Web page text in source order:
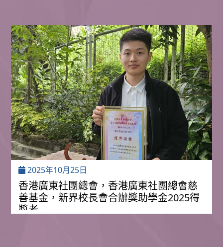
2025年10月25日
香港廣東社團總會，香港廣東社團總會慈
善基金，新界校長會合辦獎助學金2025得
獎者